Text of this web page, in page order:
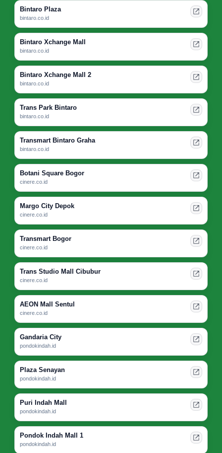
Bintaro Plaza
bintaro.co.id
Bintaro Xchange Mall
bintaro.co.id
Bintaro Xchange Mall 2
bintaro.co.id
Trans Park Bintaro
bintaro.co.id
Transmart Bintaro Graha
bintaro.co.id
Botani Square Bogor
cinere.co.id
Margo City Depok
cinere.co.id
Transmart Bogor
cinere.co.id
Trans Studio Mall Cibubur
cinere.co.id
AEON Mall Sentul
cinere.co.id
Gandaria City
pondokindah.id
Plaza Senayan
pondokindah.id
Puri Indah Mall
pondokindah.id
Pondok Indah Mall 1
pondokindah.id